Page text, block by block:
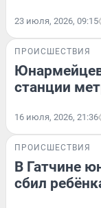
23 июля, 2026, 09:15
ПРОИСШЕСТВИЯ
станции
16 июля, 2026, 21:36
ПРОИСШЕСТВИЯ
В Гатчине
сбил